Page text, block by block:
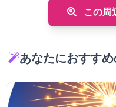
この周
あなたにおすすめ